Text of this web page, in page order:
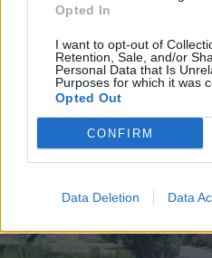
Opted In
I want to opt-out of
Retention, Sale, and/or
Personal Data that Is
Purposes for which it was
Opted Out
CONFIRM
Data Deletion Data